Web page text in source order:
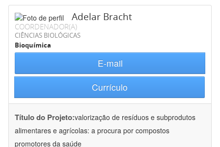
Adelar Bracht
COORDENADOR(A)
CIÊNCIAS BIOLÓGICAS
Bioquímica
E-mail
Currículo
Título do Projeto:valorização de resíduos e subprodutos
alimentares e agrícolas: a procura por compostos
promotores da saúde